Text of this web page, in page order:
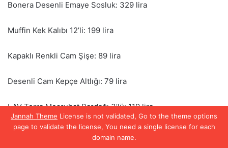
Jannah Theme License is not validated, Go to the theme options
page to validate the license, You need a single license for each
domain name.